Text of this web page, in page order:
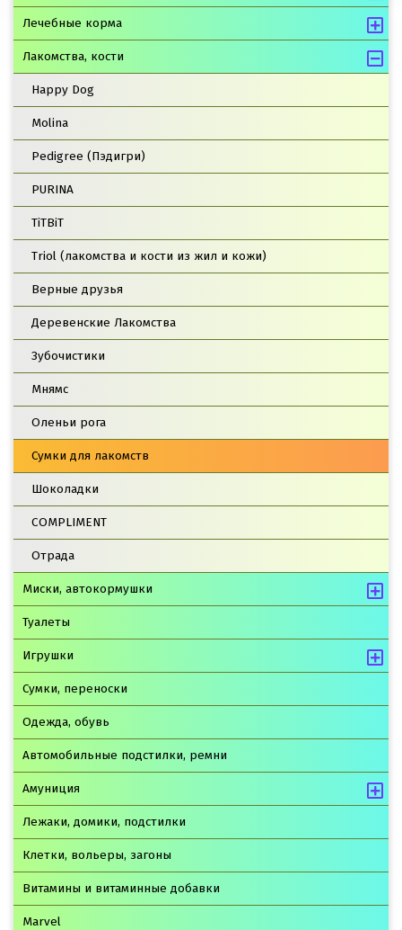
Лечебные корма
Лакомства, кости
Happy Dog
Molina
Pedigree (Пэдигри)
PURINA
TiTBiT
Triol (лакомства и кости из жил и кожи)
Верные друзья
Деревенские Лакомства
Зубочистики
Мнямс
Оленьи рога
Сумки для лакомств
Шоколадки
COMPLIMENT
Отрада
Миски, автокормушки
Туалеты
Игрушки
Сумки, переноски
Одежда, обувь
Автомобильные подстилки, ремни
Амуниция
Лежаки, домики, подстилки
Клетки, вольеры, загоны
Витамины и витаминные добавки
Marvel